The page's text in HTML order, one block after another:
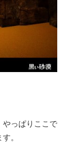
やっぱりここで
。